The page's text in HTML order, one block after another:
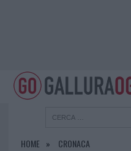
HOME CRONACA